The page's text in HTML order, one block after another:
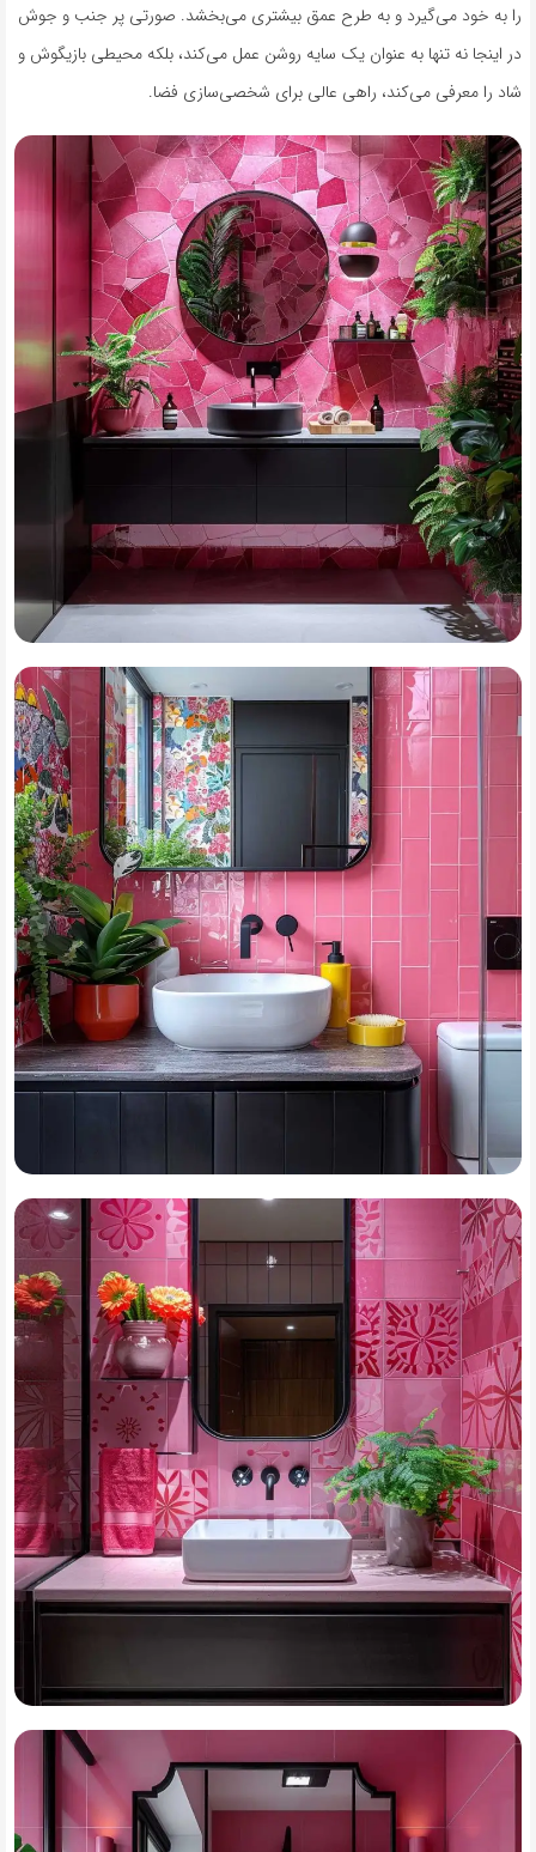
را به خود می‌گیرد و به طرح عمق بیشتری می‌بخشد. صورتی پر جنب و جوش
در اینجا نه تنها به عنوان یک سایه روشن عمل می‌کند، بلکه محیطی بازیگوش و
شاد را معرفی می‌کند، راهی عالی برای شخصی‌سازی فضا.